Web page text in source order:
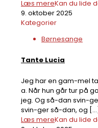
Kan du lide
Læs mere
9. oktober 2025
Kategorier
Børnesange
Tante Lucia
Jeg har en gam-mel
a. Når hun går tur på
jeg. Og så-dan svin-
svin-ger så-dan, og […]
Kan du lide
Læs mere